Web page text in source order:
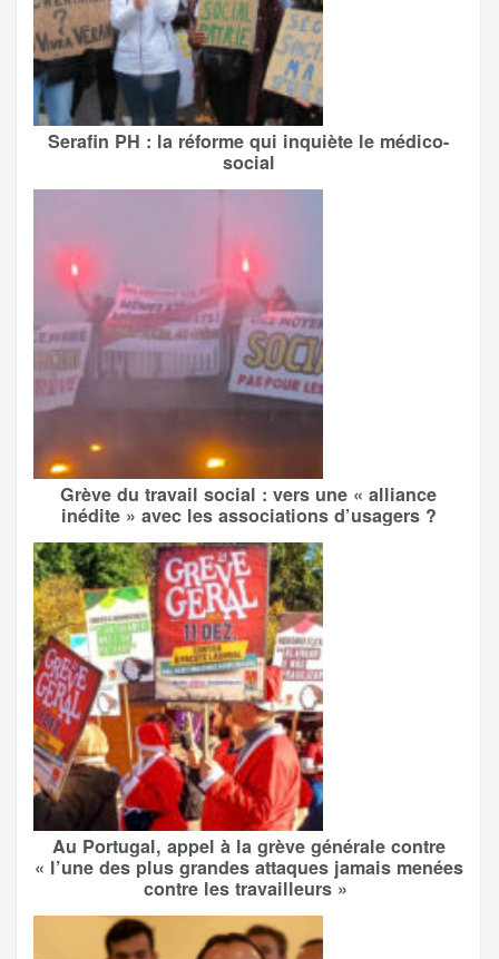
Serafin PH : la réforme qui inquiète le médico-
social
Grève du travail social : vers une « alliance
inédite » avec les associations d’usagers ?
Au Portugal, appel à la grève générale contre
« l’une des plus grandes attaques jamais menées
contre les travailleurs »